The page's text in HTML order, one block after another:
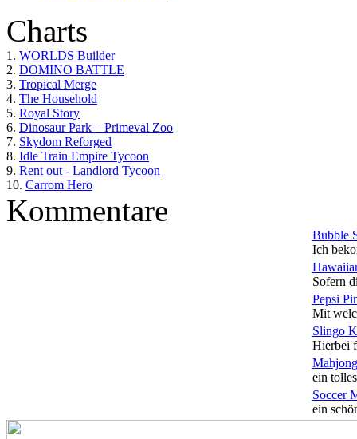
Charts
1. WORLDS Builder
2. DOMINO BATTLE
3. Tropical Merge
4. The Household
5. Royal Story
6. Dinosaur Park – Primeval Zoo
7. Skydom Reforged
8. Idle Train Empire Tycoon
9. Rent out - Landlord Tycoon
10. Carrom Hero
Kommentare
Bubble
Ich
Sofern
Pepsi
Mit
Slingo
Hierbei
ein
Soccer
ein